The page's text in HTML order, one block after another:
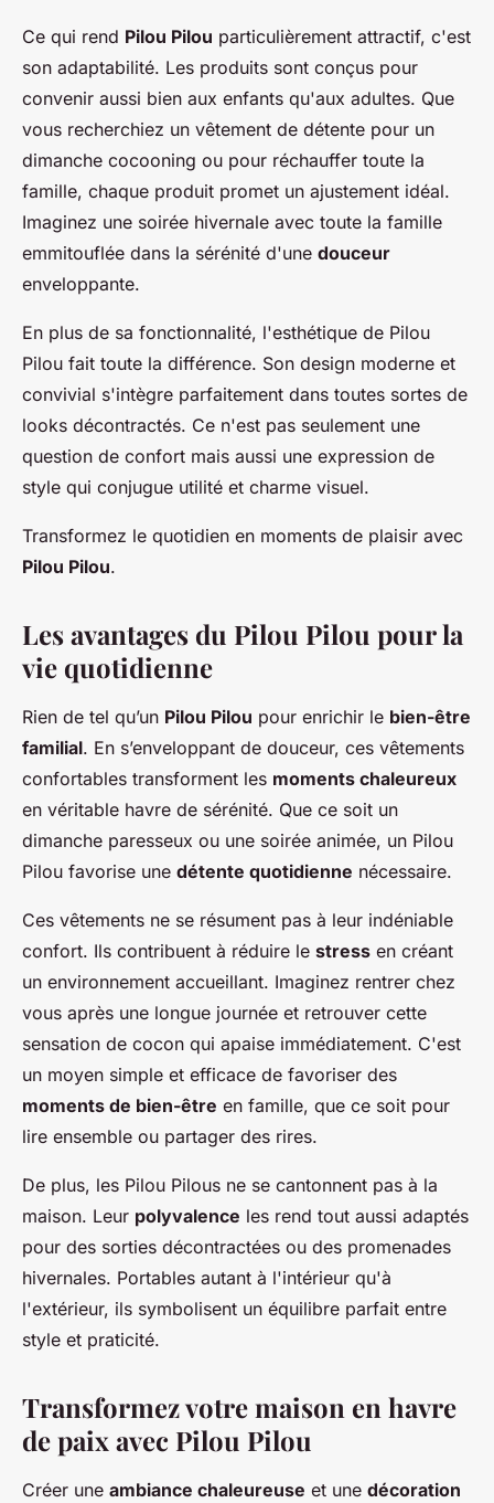
Ce qui rend Pilou Pilou particulièrement attractif, c'est
son adaptabilité. Les produits sont conçus pour
convenir aussi bien aux enfants qu'aux adultes. Que
vous recherchiez un vêtement de détente pour un
dimanche cocooning ou pour réchauffer toute la
famille, chaque produit promet un ajustement idéal.
Imaginez une soirée hivernale avec toute la famille
emmitouflée dans la sérénité d'une douceur
enveloppante.
En plus de sa fonctionnalité, l'esthétique de Pilou
Pilou fait toute la différence. Son design moderne et
convivial s'intègre parfaitement dans toutes sortes de
looks décontractés. Ce n'est pas seulement une
question de confort mais aussi une expression de
style qui conjugue utilité et charme visuel.
Transformez le quotidien en moments de plaisir avec
Pilou Pilou.
Les avantages du Pilou Pilou pour la
vie quotidienne
Rien de tel qu’un Pilou Pilou pour enrichir le bien-être
familial. En s’enveloppant de douceur, ces vêtements
confortables transforment les moments chaleureux
en véritable havre de sérénité. Que ce soit un
dimanche paresseux ou une soirée animée, un Pilou
Pilou favorise une détente quotidienne nécessaire.
Ces vêtements ne se résument pas à leur indéniable
confort. Ils contribuent à réduire le stress en créant
un environnement accueillant. Imaginez rentrer chez
vous après une longue journée et retrouver cette
sensation de cocon qui apaise immédiatement. C'est
un moyen simple et efficace de favoriser des
moments de bien-être en famille, que ce soit pour
lire ensemble ou partager des rires.
De plus, les Pilou Pilous ne se cantonnent pas à la
maison. Leur polyvalence les rend tout aussi adaptés
pour des sorties décontractées ou des promenades
hivernales. Portables autant à l'intérieur qu'à
l'extérieur, ils symbolisent un équilibre parfait entre
style et praticité.
Transformez votre maison en havre
de paix avec Pilou Pilou
Créer une ambiance chaleureuse et une décoration